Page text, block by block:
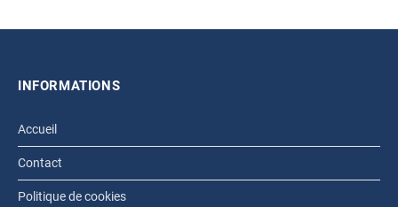
INFORMATIONS
Accueil
Contact
Politique de cookies